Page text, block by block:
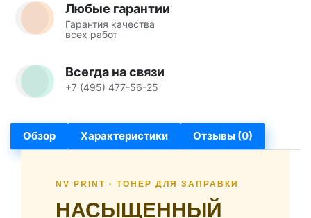
Любые гарантии
Гарантия качества
всех работ
Всегда на связи
+7 (495) 477-56-25
Обзор Характеристики Отзывы (0)
NV PRINT · ТОНЕР ДЛЯ ЗАПРАВКИ
НАСЫЩЕННЫЙ